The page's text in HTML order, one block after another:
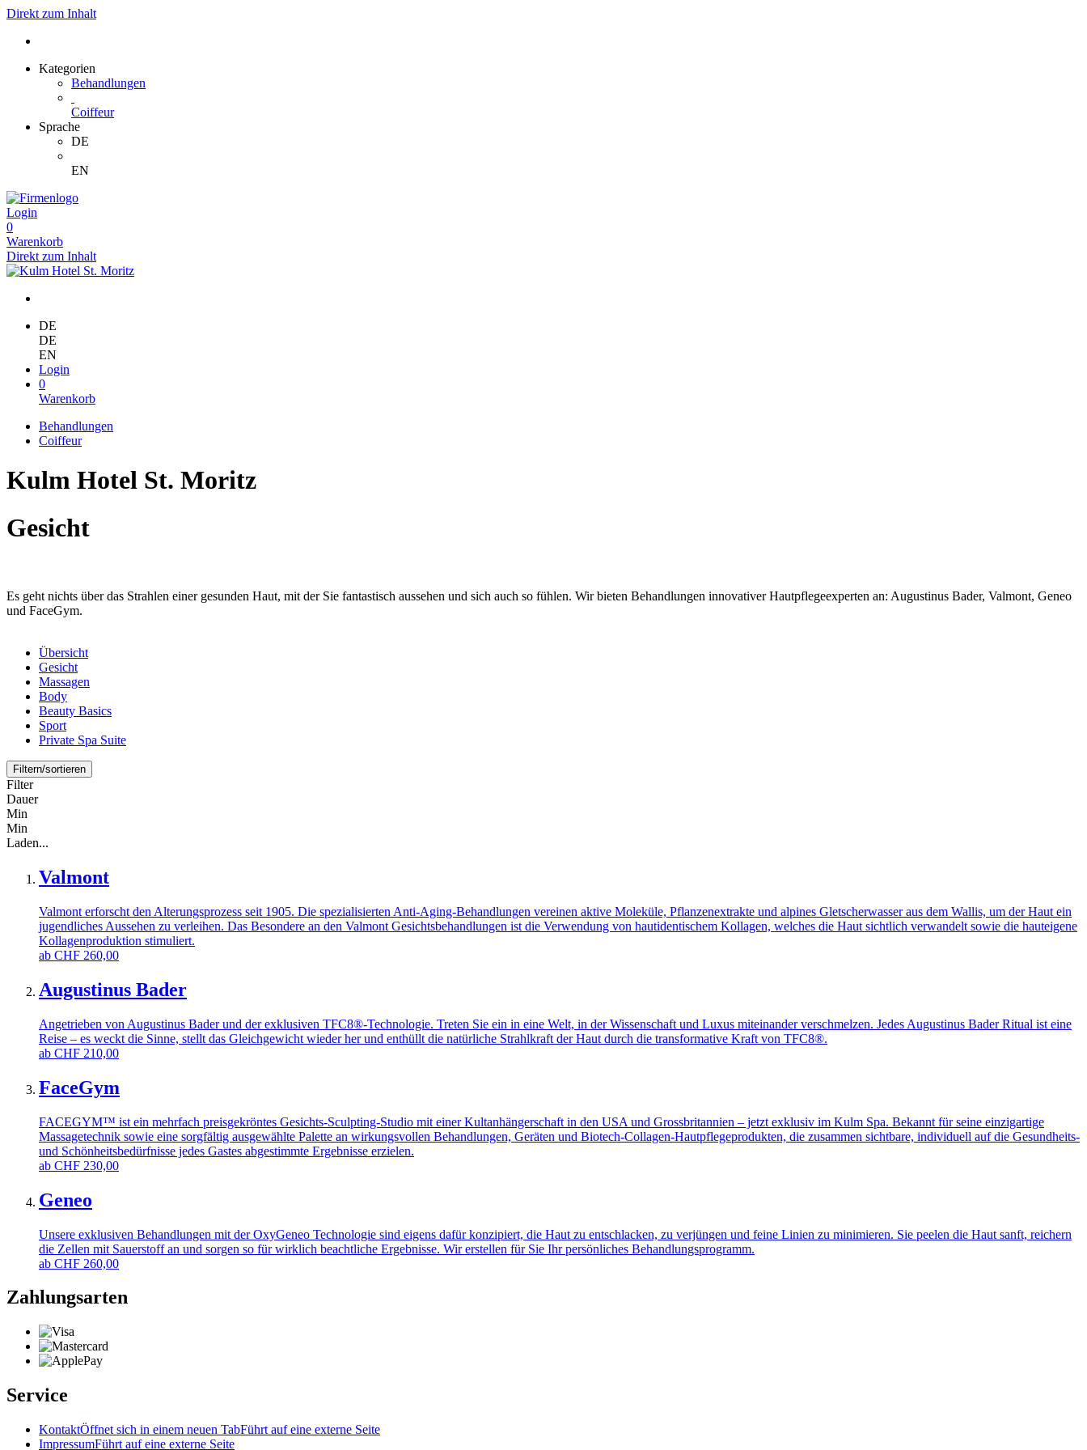
Direkt zum Inhalt
Kategorien
Behandlungen
Coiffeur
Sprache
DE
EN
Login
0
Warenkorb
Direkt zum Inhalt
DE
DE
EN
Login
0
Warenkorb
Behandlungen
Coiffeur
Kulm Hotel St. Moritz
Gesicht
Es geht nichts über das Strahlen einer gesunden Haut, mit der Sie fantastisch aussehen und sich auch so fühlen. Wir bieten Behandlungen innovativer Hautpflegeexperten an: Augustinus Bader, Valmont, Geneo
und FaceGym.
Übersicht
Gesicht
Massagen
Body
Beauty Basics
Sport
Private Spa Suite
Filtern/sortieren
Filter
Dauer
Min
Min
Laden...
Valmont
Valmont erforscht den Alterungsprozess seit 1905. Die spezialisierten Anti-Aging-Behandlungen vereinen aktive Moleküle, Pflanzenextrakte und alpines Gletscherwasser aus dem Wallis, um der Haut ein
jugendliches Aussehen zu verleihen. Das Besondere an den Valmont Gesichtsbehandlungen ist die Verwendung von hautidentischem Kollagen, welches die Haut sichtlich verwandelt sowie die hauteigene
Kollagenproduktion stimuliert.
ab CHF 260,00
Augustinus Bader
Angetrieben von Augustinus Bader und der exklusiven TFC8®-Technologie. Treten Sie ein in eine Welt, in der Wissenschaft und Luxus miteinander verschmelzen. Jedes Augustinus Bader Ritual ist eine
Reise – es weckt die Sinne, stellt das Gleichgewicht wieder her und enthüllt die natürliche Strahlkraft der Haut durch die transformative Kraft von TFC8®.
ab CHF 210,00
FaceGym
FACEGYM™ ist ein mehrfach preisgekröntes Gesichts-Sculpting-Studio mit einer Kultanhängerschaft in den USA und Grossbritannien – jetzt exklusiv im Kulm Spa. Bekannt für seine einzigartige
Massagetechnik sowie eine sorgfältig ausgewählte Palette an wirkungsvollen Behandlungen, Geräten und Biotech-Collagen-Hautpflegeprodukten, die zusammen sichtbare, individuell auf die Gesundheits-
und Schönheitsbedürfnisse jedes Gastes abgestimmte Ergebnisse erzielen.
ab CHF 230,00
Geneo
Unsere exklusiven Behandlungen mit der OxyGeneo Technologie sind eigens dafür konzipiert, die Haut zu entschlacken, zu verjüngen und feine Linien zu minimieren. Sie peelen die Haut sanft, reichern
die Zellen mit Sauerstoff an und sorgen so für wirklich beachtliche Ergebnisse. Wir erstellen für Sie Ihr persönliches Behandlungsprogramm.
ab CHF 260,00
Zahlungsarten
Service
KontaktÖffnet sich in einem neuen TabFührt auf eine externe Seite
ImpressumFührt auf eine externe Seite